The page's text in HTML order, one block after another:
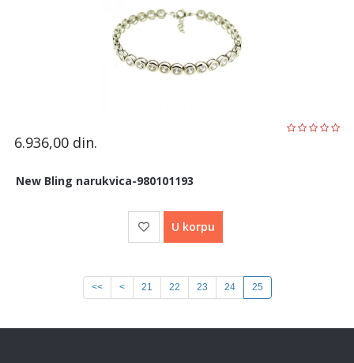
6.936,00 din.
New Bling narukvica-980101193
U korpu
<< < 21 22 23 24 25